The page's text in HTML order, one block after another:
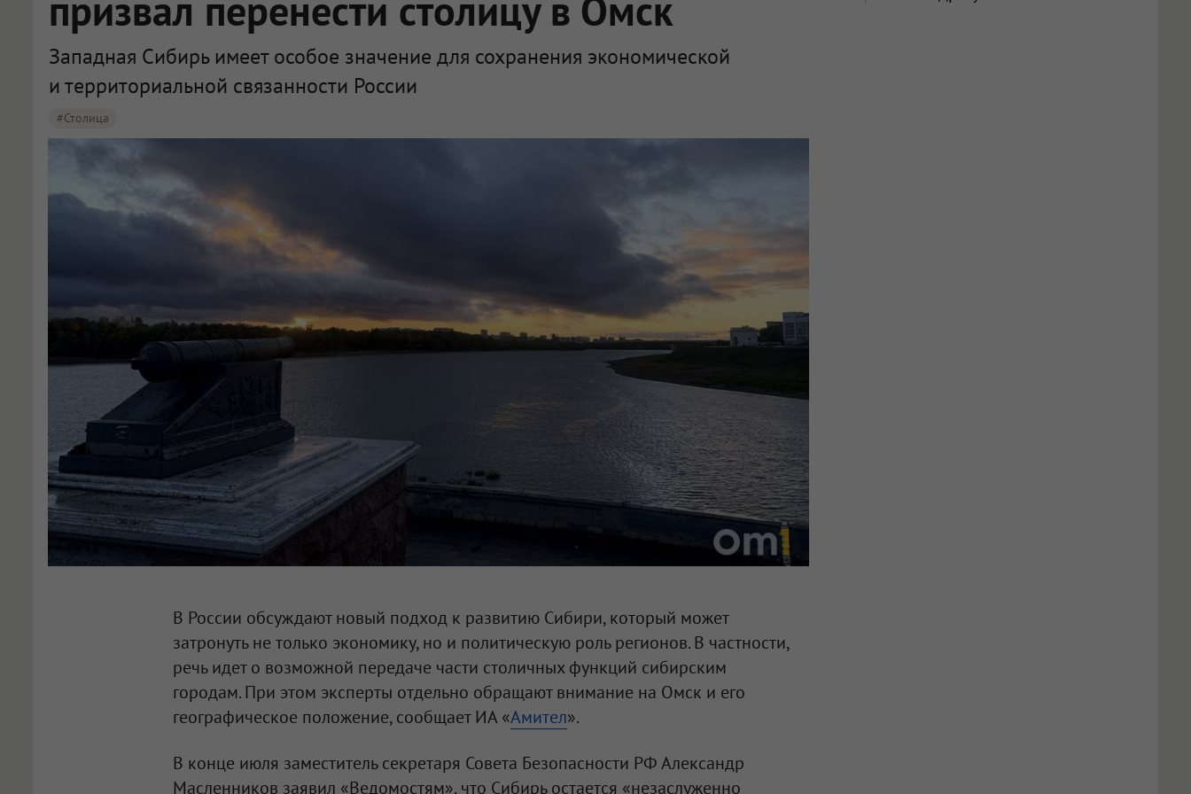
Западная Сибирь имеет особое значение для сохранения экономической
и территориальной связанности России
#столица
В России обсуждают новый подход к развитию Сибири, который может
затронуть не только экономику, но и политическую роль регионов. В частности,
речь идет о возможной передаче части столичных функций сибирским
городам. При этом эксперты отдельно обращают внимание на Омск и его
географическое положение, сообщает ИА «Амител».
В конце июля заместитель секретаря Совета Безопасности РФ Александр
Масленников заявил «Ведомостям», что Сибирь остается «незаслуженно